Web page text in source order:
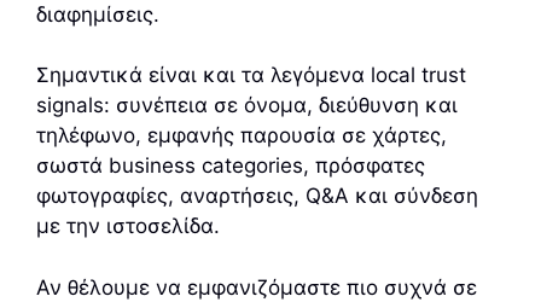
διαφημίσεις.
Σημαντικά είναι και τα λεγόμενα local trust
signals: συνέπεια σε όνομα, διεύθυνση και
τηλέφωνο, εμφανής παρουσία σε χάρτες,
σωστά business categories, πρόσφατες
φωτογραφίες, αναρτήσεις, Q&A και σύνδεση
με την ιστοσελίδα.
Αν θέλουμε να εμφανιζόμαστε πιο συχνά σε